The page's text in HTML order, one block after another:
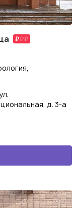
д. 3-а